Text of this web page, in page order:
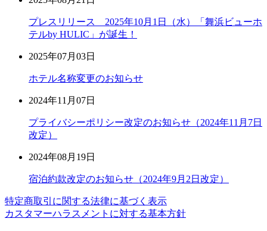
プレスリリース 2025年10月1日（水）「舞浜ビューホ
テルby HULIC」が誕生！
2025年07月03日
ホテル名称変更のお知らせ
2024年11月07日
プライバシーポリシー改定のお知らせ（2024年11月7日
改定）
2024年08月19日
宿泊約款改定のお知らせ（2024年9月2日改定）
特定商取引に関する法律に基づく表示
カスタマーハラスメントに対する基本方針